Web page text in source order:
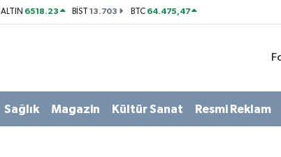
ALTIN 6518.23 BİST13.703 BTC 64.475,47
Sağlık Magazin Kültür Sanat Resmi Reklam